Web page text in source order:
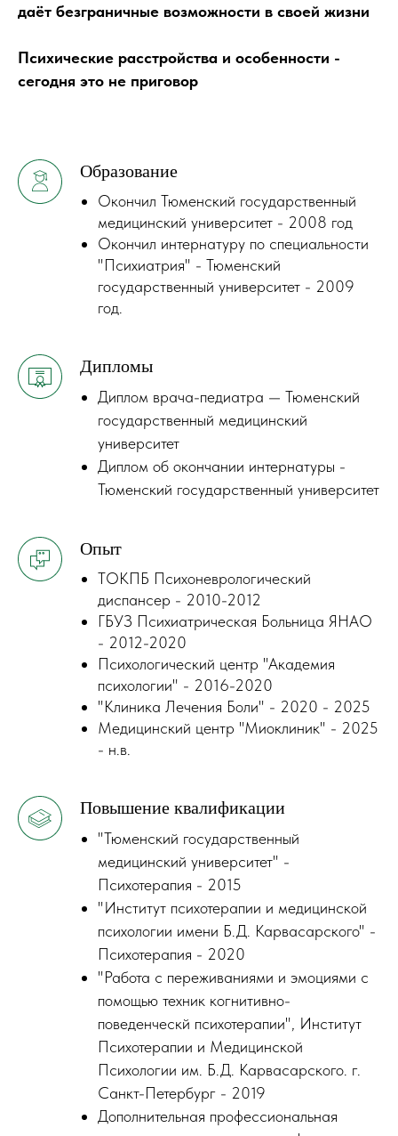
даёт безграничные возможности в своей жизни
Психические расстройства и особенности -
сегодня это не приговор
Образование
Окончил Тюменский государственный
медицинский университет - 2008 год
Окончил интернатуру по специальности
"Психиатрия" - Тюменский
государственный университет - 2009
год.
Дипломы
Диплом врача-педиатра — Тюменский
государственный медицинский
университет
Диплом об окончании интернатуры -
Тюменский государственный университет
Опыт
ТОКПБ Психоневрологический
диспансер - 2010-2012
ГБУЗ Психиатрическая Больница ЯНАО
- 2012-2020
Психологический центр "Академия
психологии" - 2016-2020
"Клиника Лечения Боли" - 2020 - 2025
Медицинский центр "Миоклиник" - 2025
- н.в.
Повышение квалификации
"Тюменский государственный
медицинский университет" -
Психотерапия - 2015
"Институт психотерапии и медицинской
психологии имени Б.Д. Карвасарского" -
Психотерапия - 2020
"Работа с переживаниями и эмоциями с
помощью техник когнитивно-
поведенческй психотерапии", Институт
Психотерапии и Медицинской
Психологии им. Б.Д. Карвасарского. г.
Санкт-Петербург - 2019
Дополнительная профессиональная